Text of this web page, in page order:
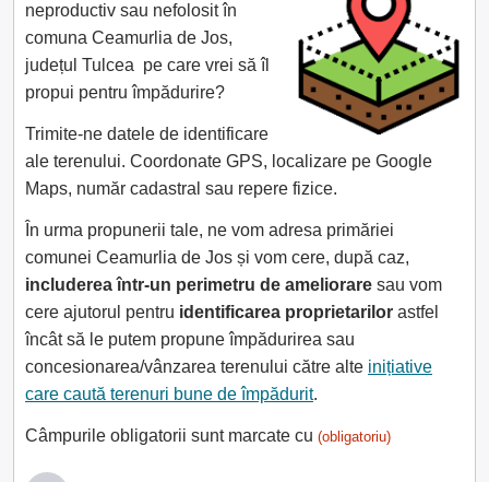
neproductiv sau nefolosit în
comuna Ceamurlia de Jos,
județul Tulcea pe care vrei să îl
propui pentru împădurire?
Trimite-ne datele de identificare
ale terenului. Coordonate GPS, localizare pe Google
Maps, număr cadastral sau repere fizice.
În urma propunerii tale, ne vom adresa primăriei
comunei Ceamurlia de Jos și vom cere, după caz,
includerea într-un perimetru de ameliorare sau vom
cere ajutorul pentru identificarea proprietarilor astfel
încât să le putem propune împădurirea sau
concesionarea/vânzarea terenului către alte inițiative
care caută terenuri bune de împădurit.
Câmpurile obligatorii sunt marcate cu (obligatoriu)